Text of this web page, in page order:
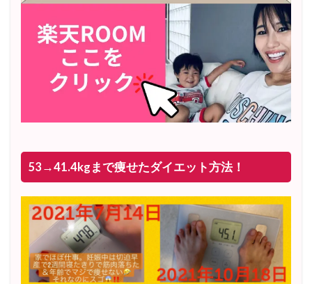
53→41.4kgまで痩せたダイエット方法！